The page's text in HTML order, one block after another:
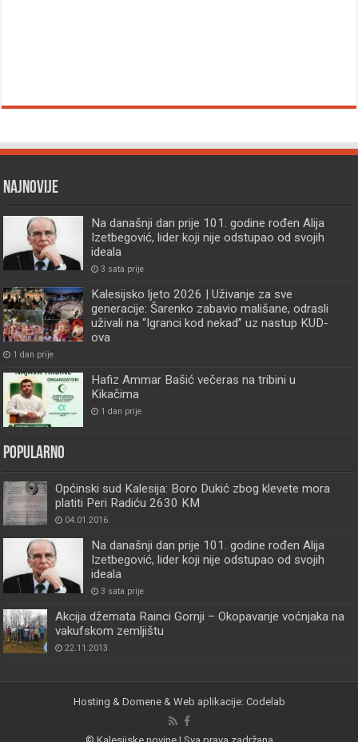
Najnovije
Na današnji dan prije 101. godine rođen Alija
Izetbegović, lider koji nije odstupao od svojih
ideala
3 sata prije
Kalesijsko ljeto 2026 | Uživanje za sve
generacije: Šarenko zabavio mališane, odrasli
uživali na “Igranci kod nekad” uz nastup KUD-
ova
1 dan prije
Hafiz Ammar Bašić večeras na tribini u
Kikačima
1 dan prije
Popularno
Općinski sud Kalesija: Boro Dukić zbog klevete mora
platiti Peri Radiću 2630 KM
04.01.2016.
Na današnji dan prije 101. godine rođen Alija
Izetbegović, lider koji nije odstupao od svojih
ideala
3 sata prije
Akcija džemata Rainci Gornji – Okopavanje voćnjaka na
vakufskom zemljištu
22.11.2013.
Hosting & Domene & Web aplikacije: Codelab